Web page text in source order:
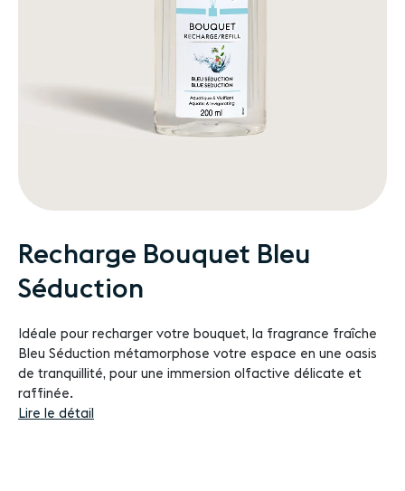
Passer
au
début
la
Galerie
d’images
Recharge Bouquet Bleu
Séduction
Idéale pour recharger votre bouquet, la fragrance fraîche
Bleu Séduction métamorphose votre espace en une oasis
de tranquillité, pour une immersion olfactive délicate et
raffinée.
Lire le détail